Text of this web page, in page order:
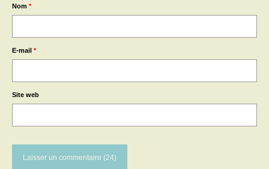
Nom *
E-mail *
Site web